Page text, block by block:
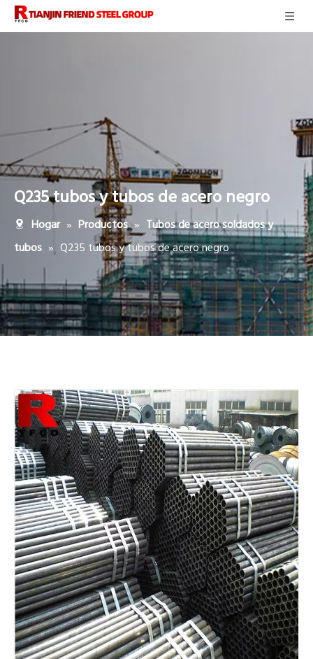
Q235 tubos y tubos de acero negro
Hogar » Productos » Tubos de acero soldados y
tubos » Q235 tubos y tubos de acero negro